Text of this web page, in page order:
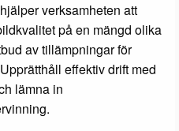
verksamheten att
på en mängd olika
av tillämpningar för
effektiv drift med
lämna in